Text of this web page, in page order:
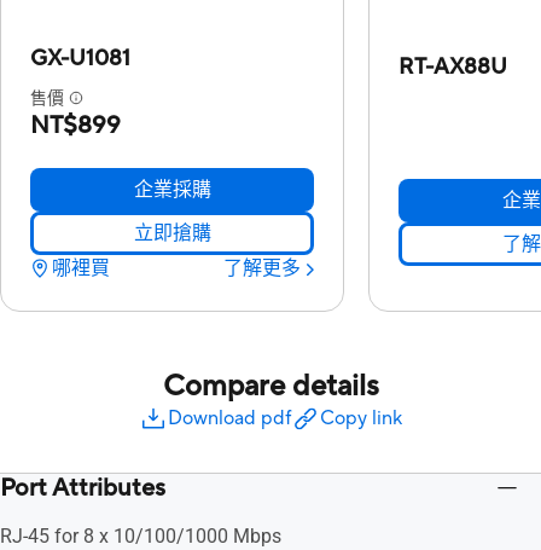
GX-U1081
售價
NT$899
企業採購
立即搶購
哪裡買
了解更多
RT-AX88U
企
了
Compare details
Download pdf Copy link
Port Attributes
RJ-45 for 8 x 10/100/1000 Mbps